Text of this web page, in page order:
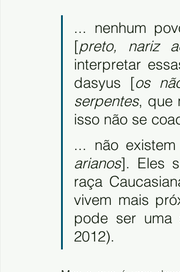
... nenhum
[preto, nariz
interpretar
dasyus [os
serpentes, que
isso não se
... não
arianos]. Eles
raça
vivem mais
pode ser uma
2012).